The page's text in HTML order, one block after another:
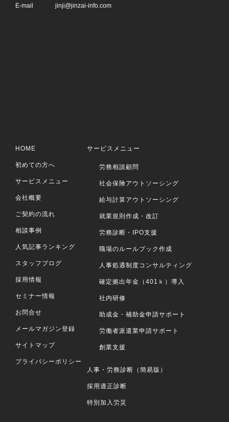
E-mail
jinji@jinzai-info.com
HOME
初めての方へ
サービスメニュー
会社概要
ご契約の流れ
相談事例
人気記事ランキング
スタッフブログ
採用情報
セミナー情報
お問合せ
メールマガジン登録
サイトマップ
プライバシーポリシー
サービスメニュー
労務相談顧問
社会保険アウトソーシング
給与計算アウトソーシング
就業規則作成・改訂
労務診断・IPO支援
職場のルールブック作成
人事処遇制度コンサルティング
確定拠出年金（401ｋ）導入
社内研修
助成金・補助金申請サポート
労働者派遣業申請サポート
創業支援
人事・労務診断（簡易版）
採用適正診断
特別加入労災